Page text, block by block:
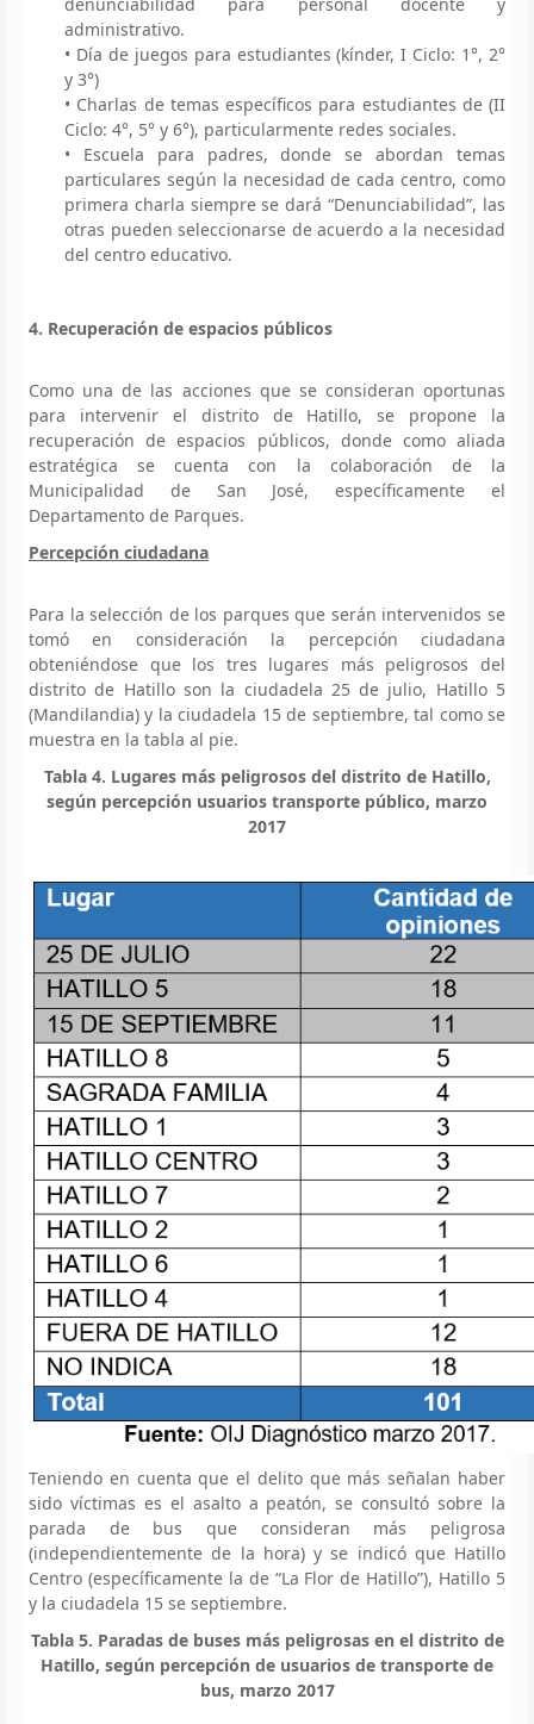
administrativo.
• Día de juegos para estudiantes (kínder, I Ciclo: 1°, 2°
y 3°)
• Charlas de temas específicos para estudiantes de (II
Ciclo: 4°, 5° y 6°), particularmente redes sociales.
• Escuela para padres, donde se abordan temas
particulares según la necesidad de cada centro, como
primera charla siempre se dará “Denunciabilidad”, las
otras pueden seleccionarse de acuerdo a la necesidad
del centro educativo.
4. Recuperación de espacios públicos
Como una de las acciones que se consideran oportunas
para intervenir el distrito de Hatillo, se propone la
recuperación de espacios públicos, donde como aliada
estratégica se cuenta con la colaboración de la
Municipalidad de San José, específicamente el
Departamento de Parques.
Percepción ciudadana
Para la selección de los parques que serán intervenidos se
tomó en consideración la percepción ciudadana
obteniéndose que los tres lugares más peligrosos del
distrito de Hatillo son la ciudadela 25 de julio, Hatillo 5
(Mandilandia) y la ciudadela 15 de septiembre, tal como se
muestra en la tabla al pie.
Tabla 4. Lugares más peligrosos del distrito de Hatillo,
según percepción usuarios transporte público, marzo
2017
Teniendo en cuenta que el delito que más señalan haber
sido víctimas es el asalto a peatón, se consultó sobre la
parada de bus que consideran más peligrosa
(independientemente de la hora) y se indicó que Hatillo
Centro (específicamente la de “La Flor de Hatillo”), Hatillo 5
y la ciudadela 15 se septiembre.
Tabla 5. Paradas de buses más peligrosas en el distrito de
Hatillo, según percepción de usuarios de transporte de
bus, marzo 2017